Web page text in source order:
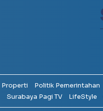
Properti Politik Pemerintahan
Surabaya Pagi TV
LifeStyle